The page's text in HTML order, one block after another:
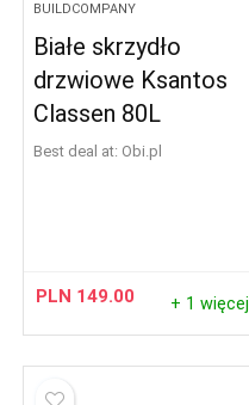
BUILDCOMPANY
Białe skrzydło
drzwiowe Ksantos
Classen 80L
Best deal at: obi.pl
PLN 149.00 + 1 więcej